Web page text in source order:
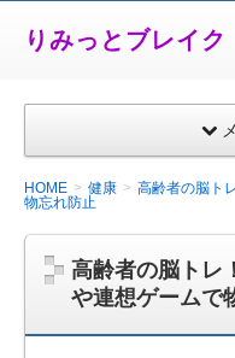
りみっとブレイク
HOME 健康
高齢者の脳ト
物忘れ防止
高齢者の脳トレ
や連想ゲームで